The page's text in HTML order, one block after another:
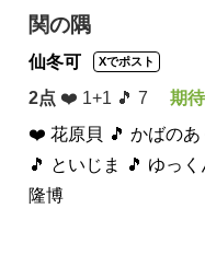
関の隅
仙冬可 Xでポスト
2点 ❤️ 1+1 🎵 7
期待
❤️ 花原貝 🎵 かばの
🎵 といじま
🎵 ゆっ
隆博